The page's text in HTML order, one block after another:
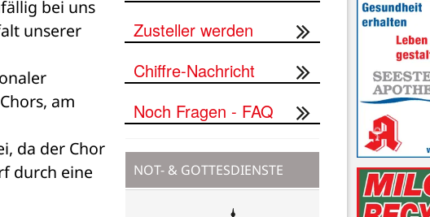
bei uns
unserer
am
da der Chor
durch eine
Zusteller werden
Chiffre-Nachricht
Noch Fragen - FAQ
NOT- & GOTTESDIENSTE